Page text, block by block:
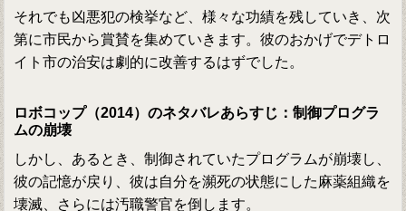
それでも凶悪犯の検挙など、様々な功績を残していき、次
第に市民から賞賛を集めていきます。彼のおかげでデトロ
イト市の治安は劇的に改善するはずでした。
ロボコップ（2014）のネタバレあらすじ：制御プログラ
ムの崩壊
しかし、あるとき、制御されていたプログラムが崩壊し、
彼の記憶が戻り、彼は自分を瀕死の状態にした麻薬組織を
壊滅、さらには汚職警官を倒します。